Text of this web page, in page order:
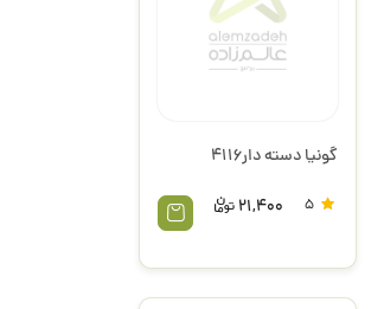
گونیا دسته دار4116
5
21,400